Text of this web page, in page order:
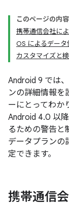
このページの内容
携帯通信会社に
OS によるデータ
カスタマイズと
Android 9 では
ンの詳細情報を
ーにとってわか
Android 4.0 以
るための警告と
データプランの
定できます。
携帯通信